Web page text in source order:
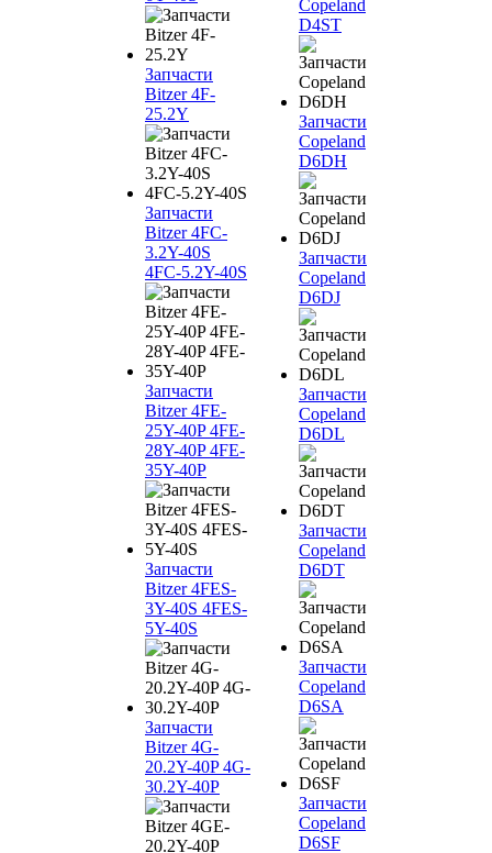
Запчасти
Bitzer 4F-
25.2Y
Запчасти
Bitzer 4FC-
3.2Y-40S
4FC-5.2Y-40S
Запчасти
Bitzer 4FE-
25Y-40P 4FE-
28Y-40P 4FE-
35Y-40P
Запчасти
Bitzer 4FES-
3Y-40S 4FES-
5Y-40S
Запчасти
Bitzer 4G-
20.2Y-40P 4G-
30.2Y-40P
Copeland
D4ST
Запчасти
Copeland
D6DH
Запчасти
Copeland
D6DJ
Запчасти
Copeland
D6DL
Запчасти
Copeland
D6DT
Запчасти
Copeland
D6SA
Запчасти
Copeland
D6SF